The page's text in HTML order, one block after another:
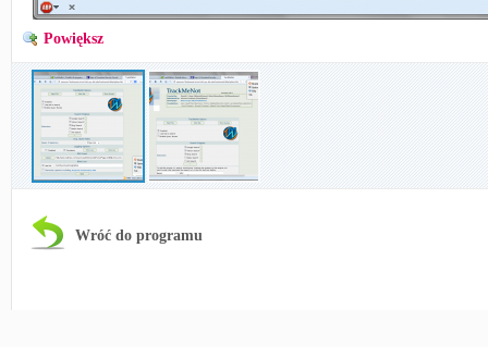
Powiększ
Wróć do programu